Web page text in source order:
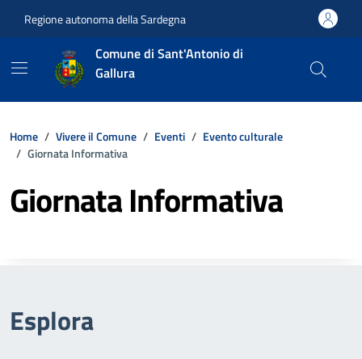
Regione autonoma della Sardegna
Comune di Sant'Antonio di
Gallura
Home Vivere il Comune Eventi
Evento culturale
Giornata Informativa
Giornata Informativa
Esplora